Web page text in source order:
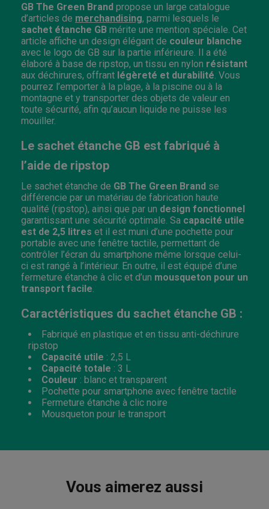
GB The Green Brand propose un large catalogue
d’articles de merchandising, parmi lesquels le
sachet étanche GB mérite une mention spéciale. Cet
article affiche un design élégant de couleur blanche
avec le logo de GB sur la partie inférieure. Il a été
élaboré à base de ripstop, un tissu en nylon résistant
aux déchirures, offrant légèreté et durabilité . Vous
pourrez l’emporter à la plage, à la piscine ou à la
montagne et y transporter des objets de valeur en
toute sécurité, afin qu’aucun liquide ne puisse les
mouiller.
Le sachet étanche GB est fabriqué à
l’aide de ripstop
Le sachet étanche de GB The Green Brand se
différencie par un matériau de fabrication haute
qualité (ripstop), ainsi que par un design fonctionnel
garantissant une sécurité optimale. Sa capacité utile
est de 2,5 litres et il est muni d’une pochette pour
portable avec une fenêtre tactile, permettant de
contrôler l’écran du smartphone même lorsque celui-
ci est rangé à l’intérieur. En outre, il est équipé d’une
fermeture étanche à clic et d’un mousqueton pour un
transport facile
Caractéristiques du sachet étanche GB :
Fabriqué en plastique et en tissu anti-déchirure
ripstop
Capacité utile : 2,5 L
Capacité totale : 3 L
Couleur : blanc et transparent
Pochette pour smartphone avec fenêtre tactile
Fermeture étanche à clic noire
Mousqueton pour le transport
Vous aimerez aussi